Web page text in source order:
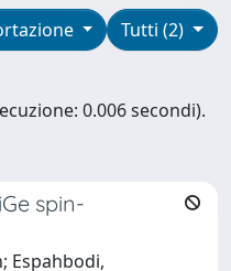
Tutti (2)
0.006 secondi).
spin-
Espahbodi,